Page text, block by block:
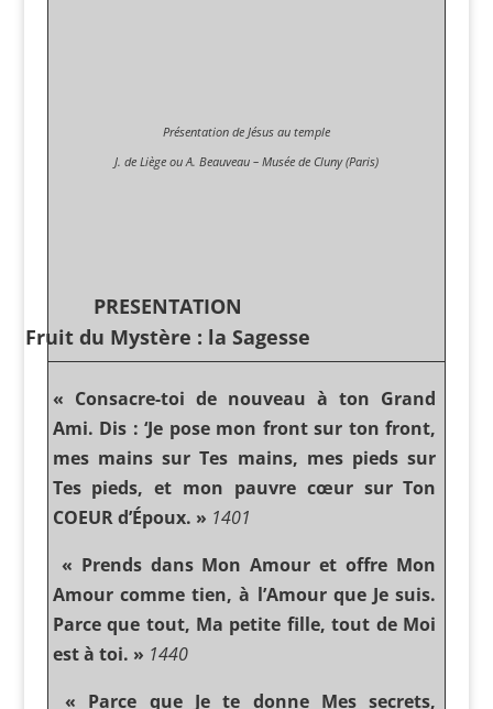
Présentation de Jésus au temple
J. de Liège ou A. Beauveau – Musée de Cluny (Paris)
PRESENTATION
Fruit du Mystère : la Sagesse
« Consacre-toi de nouveau à ton Grand
Ami. Dis : ‘Je pose mon front sur ton front,
mes mains sur Tes mains, mes pieds sur
Tes pieds, et mon pauvre cœur sur Ton
COEUR d’Époux. » 1401
« Prends dans Mon Amour et offre Mon
Amour comme tien, à l’Amour que Je suis.
Parce que tout, Ma petite fille, tout de Moi
est à toi. » 1440
« Parce que Je te donne Mes secrets,